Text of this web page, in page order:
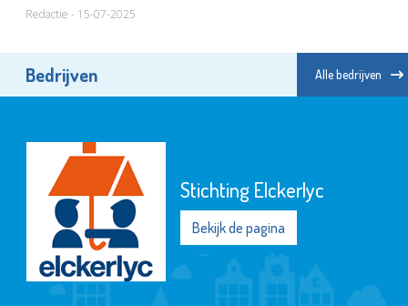
Redactie - 15-07-2025
Bedrijven Alle bedrijven
Stichting Elckerlyc
Bekijk de pagina